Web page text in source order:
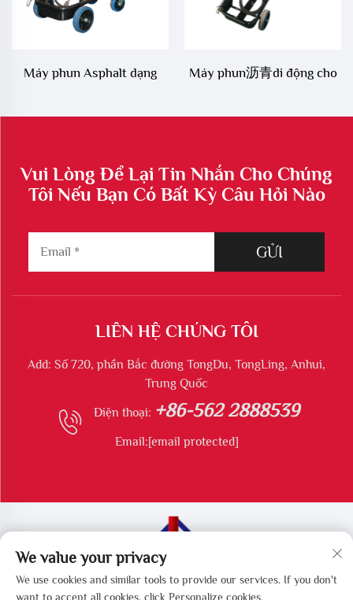
Máy phun Asphalt dạng
xăng
Máy phun沥青di động cho
Vui Lòng Để Lại Tin Nhắn Cho Chúng
Tôi Nếu Bạn Có Bất Kỳ Câu Hỏi Nào
GỬI
LIÊN HỆ CHÚNG TÔI
Add: Số 720, phần Bắc đường TongDu, TongLing, Anhui,
Trung Quốc
Điện thoại: +86-562 2888539
Email:[email protected]
Bản quyền © Công ty TNHH Thiết bị Bảo vệ Môi trường
Tongling Longshun. Tất cả các quyền được bảo lưu.
We value your privacy
We use cookies and similar tools to provide our services. If you don't
want to accept all cookies, click Personalize cookies.